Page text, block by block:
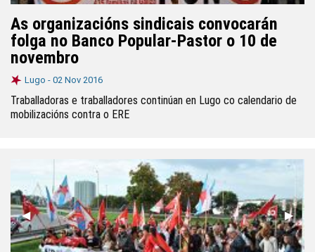
As organizacións sindicais convocarán
folga no Banco Popular-Pastor o 10 de
novembro
Lugo - 02 Nov 2016
Traballadoras e traballadores continúan en Lugo co calendario de
mobilizacións contra o ERE
Anterior
◀︎ ▶︎